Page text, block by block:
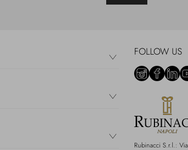
FOLLOW US
Rubinacci S.r.l.: